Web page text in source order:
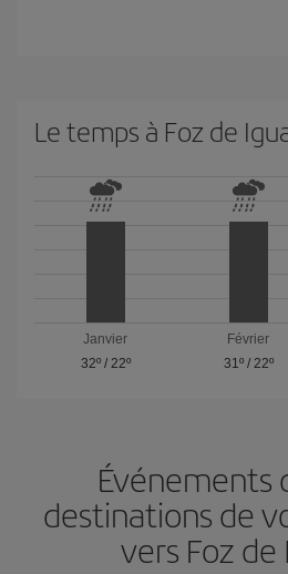
Le temps à Foz de
Janvier
32º/ 22º
Février
31º/ 22º
Événements
destinations de
vers Foz de